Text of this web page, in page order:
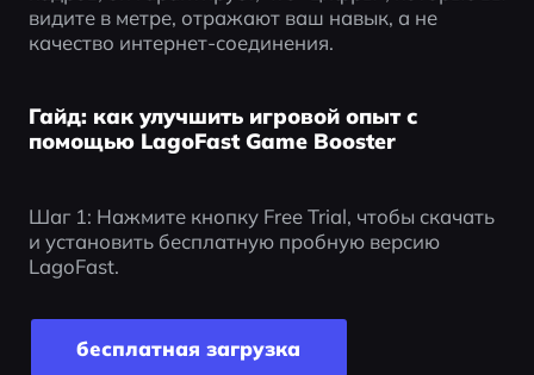
видите в метре, отражают ваш навык, а не
качество интернет-соединения.
Гайд: как улучшить игровой опыт с
помощью LagoFast Game Booster
Шаг 1: Нажмите кнопку Free Trial, чтобы скачать
и установить бесплатную пробную версию
LagoFast.
бесплатная загрузка